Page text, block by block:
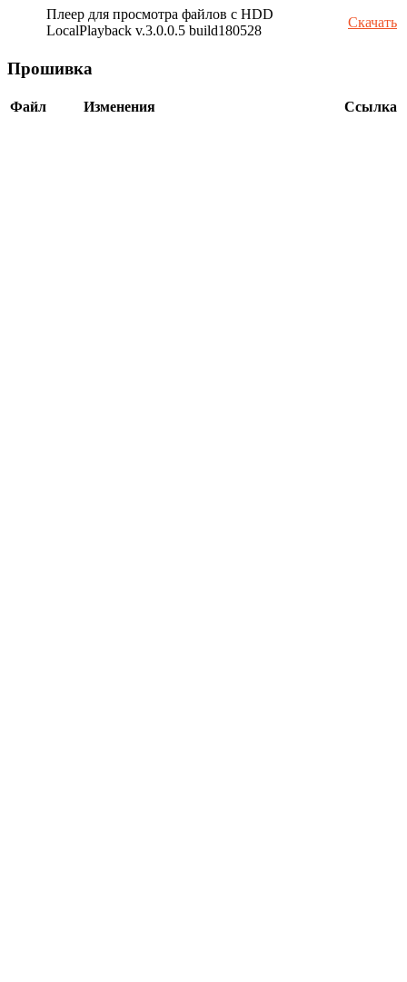
Плеер для просмотра файлов с HDD
LocalPlayback v.3.0.0.5 build180528
Скачать
Прошивка
Файл Изменения Ссылка